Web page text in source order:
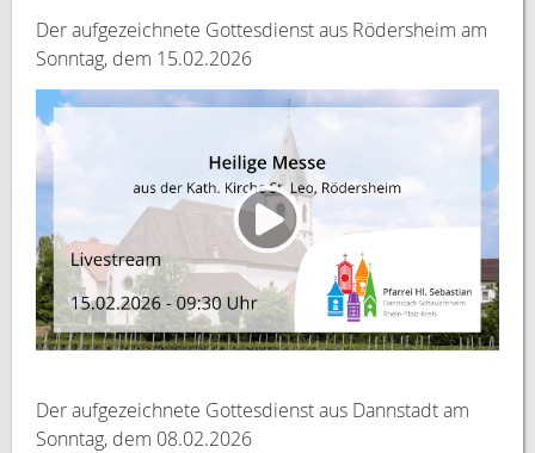
Der aufgezeichnete Gottesdienst aus Rödersheim am
Sonntag, dem 15.02.2026
Der aufgezeichnete Gottesdienst aus Dannstadt am
Sonntag, dem 08.02.2026